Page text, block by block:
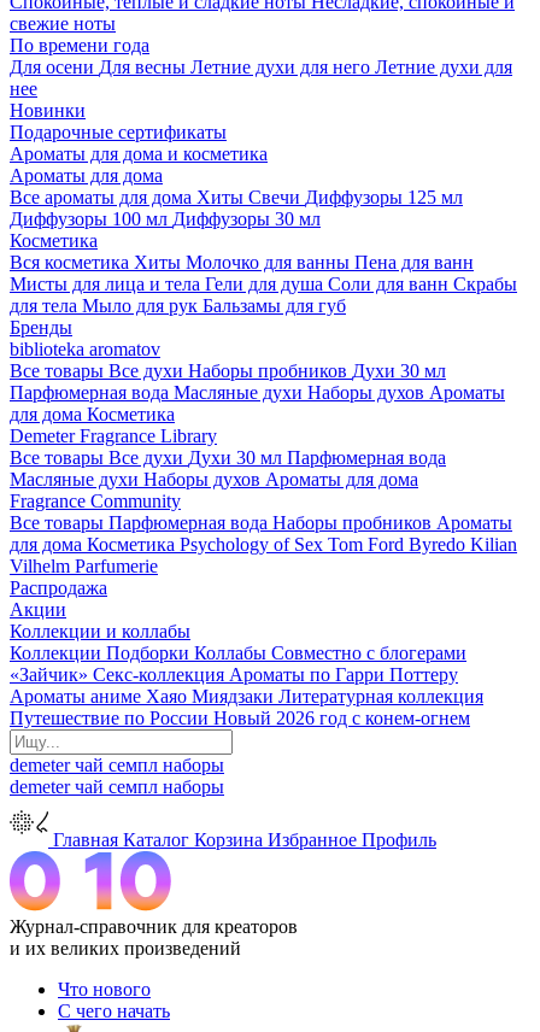
свежие ноты
По времени года
Для осени Для весны Летние духи для него Летние духи для
нее
Новинки
Подарочные сертификаты
Ароматы для дома и косметика
Ароматы для дома
Все ароматы для дома Хиты Свечи Диффузоры 125 мл
Диффузоры 100 мл Диффузоры 30 мл
Косметика
Вся косметика Хиты Молочко для ванны Пена для ванн
Мисты для лица и тела Гели для душа Соли для ванн Скрабы
для тела Мыло для рук Бальзамы для губ
Бренды
biblioteka aromatov
Все товары Все духи Наборы пробников Духи 30 мл
Парфюмерная вода Масляные духи Наборы духов Ароматы
для дома Косметика
Demeter Fragrance Library
Все товары Все духи Духи 30 мл Парфюмерная вода
Масляные духи Наборы духов Ароматы для дома
Fragrance Community
Все товары Парфюмерная вода Наборы пробников Ароматы
для дома Косметика Psychology of Sex Tom Ford Byredo Kilian
Vilhelm Parfumerie
Распродажа
Акции
Коллекции и коллабы
Коллекции Подборки Коллабы Совместно с блогерами
«Зайчик» Секс-коллекция Ароматы по Гарри Поттеру
Ароматы аниме Хаяо Миядзаки Литературная коллекция
Путешествие по России Новый 2026 год с конем-огнем
demeterчай семпл наборы
demeterчай семпл наборы
Главная Каталог Корзина Избранное Профиль
Журнал-справочник для креаторов
и их великих произведений
Что нового
С чего начать